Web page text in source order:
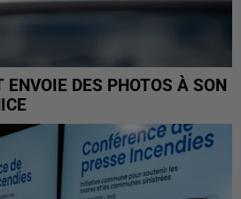
ENVOIE DES PHOTOS À SON